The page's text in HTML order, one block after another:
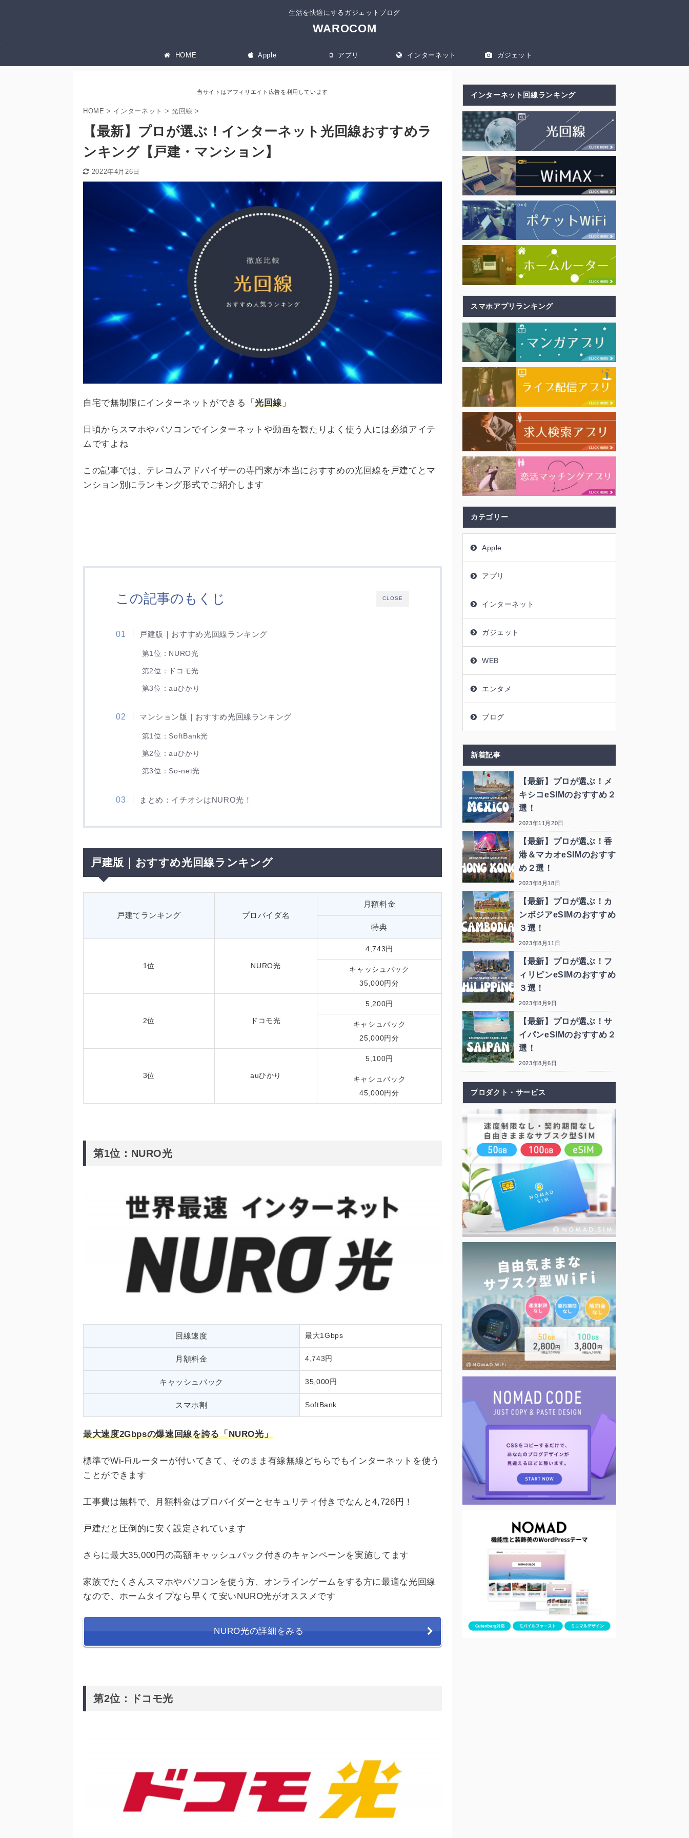
生活を快適にするガジェットブログ
WAROCOM
HOME Apple アプリ インターネット ガジェット
当サイトはアフィリエイト広告を利用しています
HOME > インターネット > 光回線 >
【最新】プロが選ぶ！インターネット光回線おすすめラ
ンキング【戸建・マンション】
2022年4月26日
自宅で無制限にインターネットができる「光回線 」
日頃からスマホやパソコンでインターネットや動画を観たりよく使う人には必須アイテ
ムですよね
この記事では、テレコムアドバイザーの専門家が本当におすすめの光回線を戸建てとマ
ンション別にランキング形式でご紹介します
CLOSE
この記事のもくじ
戸建版｜おすすめ光回線ランキング
第1位：NURO光
第2位：ドコモ光
第3位：auひかり
マンション版｜おすすめ光回線ランキング
第1位：SoftBank光
第2位：auひかり
第3位：So-net光
まとめ：イチオシはNURO光！
戸建版｜おすすめ光回線ランキング
戸建てランキング プロバイダ名
月額料金
特典
1位 NURO光
4,743円
キャッシュバック
35,000円分
2位 ドコモ光
5,200円
キャシュバック
25,000円分
3位 auひかり
5,100円
キャシュバック
45,000円分
第1位：NURO光
回線速度 最大1Gbps
月額料金 4,743円
キャッシュバック 35,000円
スマホ割 SoftBank
最大速度2Gbpsの爆速回線を誇る「NURO光」
標準でWi-Fiルーターが付いてきて、そのまま有線無線どちらでもインターネットを使う
ことができます
工事費は無料で、月額料金はプロバイダーとセキュリティ付きでなんと4,726円！
戸建だと圧倒的に安く設定されています
さらに最大35,000円の高額キャッシュバック付きのキャンペーンを実施してます
家族でたくさんスマホやパソコンを使う方、オンラインゲームをする方に最適な光回線
なので、ホームタイプなら早くて安いNURO光がオススメです
NURO光の詳細をみる
第2位：ドコモ光
インターネット回線ランキング
スマホアプリランキング
カテゴリー
Apple
アプリ
インターネット
ガジェット
WEB
エンタメ
ブログ
新着記事
【最新】プロが選ぶ！メ
キシコeSIMのおすすめ２
選！
2023年11月20日
【最新】プロが選ぶ！香
港＆マカオeSIMのおすす
め２選！
2023年8月18日
【最新】プロが選ぶ！カ
ンボジアeSIMのおすすめ
３選！
2023年8月11日
【最新】プロが選ぶ！フ
ィリピンeSIMのおすすめ
３選！
2023年8月9日
【最新】プロが選ぶ！サ
イパンeSIMのおすすめ２
選！
2023年8月6日
プロダクト・サービス